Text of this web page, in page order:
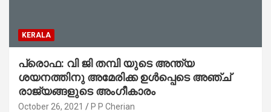
KERALA
പ്രൊഫ: വി ജി തമ്പി യുടെ അന്ത്യ
ശയനത്തിനു അമേരിക്ക ഉൾപ്പെടെ അഞ്ച്
രാജ്യങ്ങളുടെ അംഗീകാരം
October 26, 2021 P P Cherian